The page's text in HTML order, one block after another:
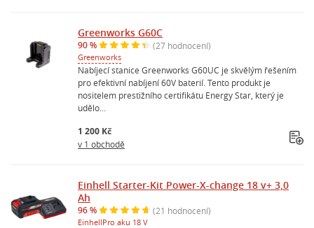
Greenworks G60C
90 % (27 hodnocení)
Greenworks
Nabíjecí stanice Greenworks G60UC je skvělým řešením
pro efektivní nabíjení 60V baterií. Tento produkt je
nositelem prestižního certifikátu Energy Star, který je
udělo...
1 200 Kč
v 1 obchodě
Einhell Starter-Kit Power-X-change 18 v+ 3,0
Ah
96 % (21 hodnocení)
EinhellPro aku 18 V